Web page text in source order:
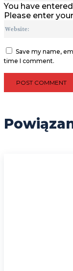
You have
Please enter
Save my name,
time I comment.